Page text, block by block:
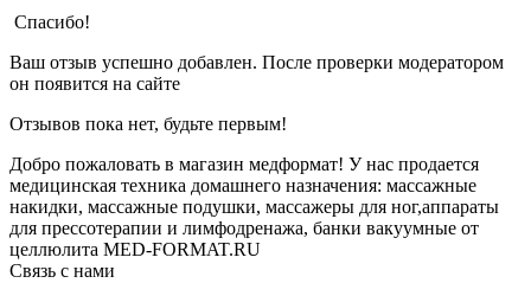
Спасибо!
Ваш отзыв успешно добавлен. После проверки модератором
он появится на сайте
Отзывов пока нет, будьте первым!
Добро пожаловать в магазин медформат! У нас продается
медицинская техника домашнего назначения: массажные
накидки, массажные подушки, массажеры для ног,аппараты
для прессотерапии и лимфодренажа, банки вакуумные от
целлюлита MED-FORMAT.RU
Связь с нами